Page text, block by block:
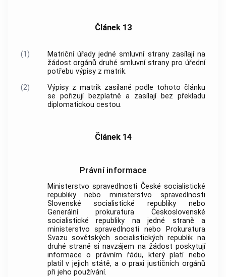
Článek 13
(1)
Matriční úřady jedné smluvní strany zasílají na
žádost orgánů druhé smluvní strany pro úřední
potřebu výpisy z matrik.
(2)
Výpisy z matrik zasílané podle tohoto článku
se pořizují bezplatně a zasílají bez překladu
diplomatickou cestou.
Článek 14
Právní informace
Ministerstvo spravedlnosti České socialistické
republiky nebo ministerstvo spravedlnosti
Slovenské socialistické republiky nebo
Generální prokuratura Československé
socialistické republiky na jedné straně a
ministerstvo spravedlnosti nebo Prokuratura
Svazu sovětských socialistických republik na
druhé straně si navzájem na žádost poskytují
informace o právním řádu, který platí nebo
platil v jejich státě, a o praxi justičních orgánů
při jeho používání.